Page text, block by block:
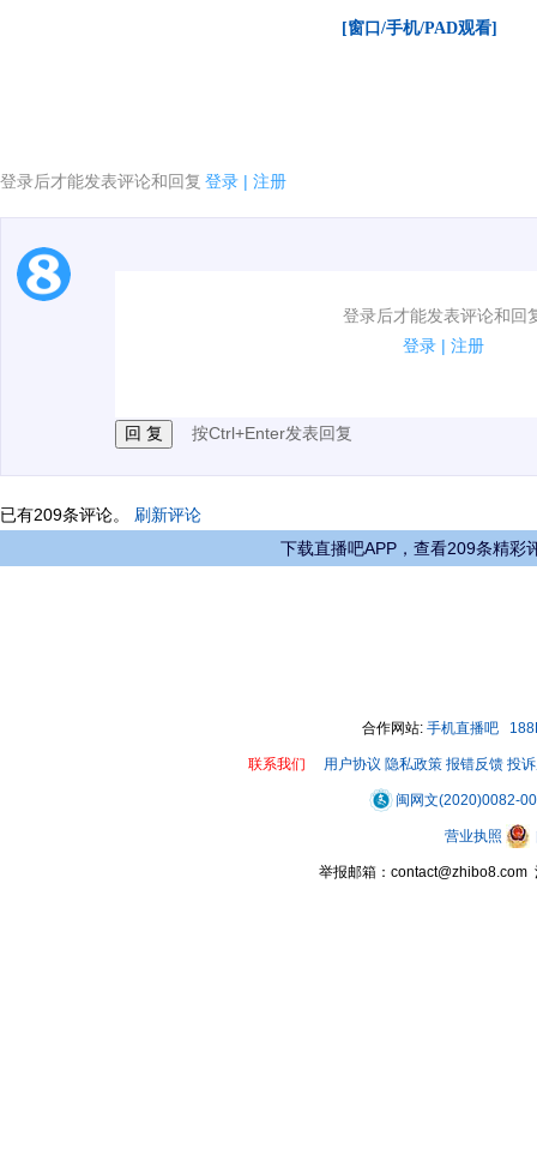
[窗口/手机/PAD观看]
登录后才能发表评论和回复 登录 | 注册
登录后才能发表评论和回
登录 | 注册
1.电脑端新用户可以发表评论了！
按Ctrl+Enter发表回复
已有209条评论。 刷新评论
下载直播吧APP，查看209条精彩
合作网站: 手机直播吧
联系我们 用户协议 隐私政策 报错反馈 投
闽网文(2020)0082-
营业执照
举报邮箱：